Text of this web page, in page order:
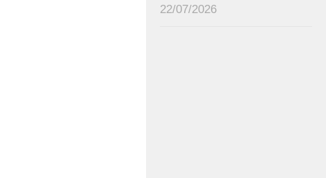
22/07/2026